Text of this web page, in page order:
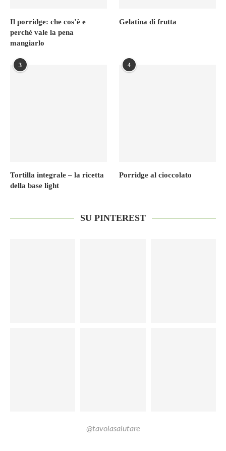
Il porridge: che cos’è e
perché vale la pena
mangiarlo
Gelatina di frutta
3
Tortilla integrale – la ricetta
della base light
4
Porridge al cioccolato
SU PINTEREST
@tavolasalutare